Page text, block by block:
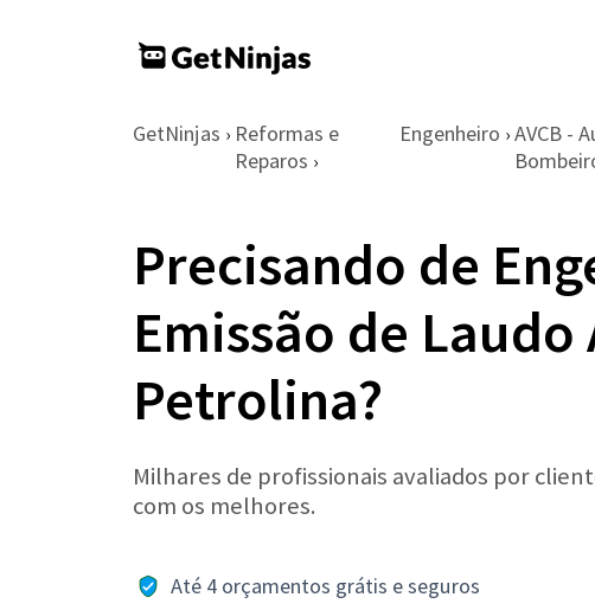
GetNinjas › Reformas e
Reparos ›
Engenheiro › AVCB -
Precisando de
Emissão de Laudo
Petrolina?
Milhares de profissionais avaliados por
com os melhores.
Até 4 orçamentos grátis e seguros